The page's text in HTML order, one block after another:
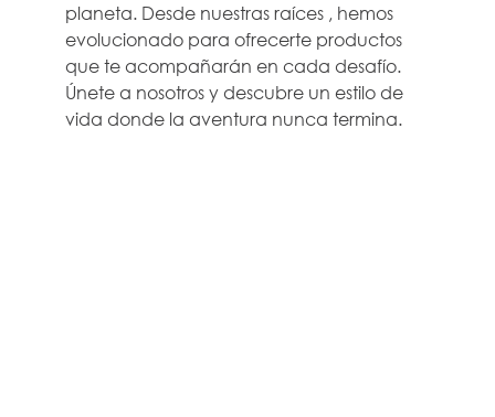
planeta. Desde nuestras raíces , hemos
evolucionado para ofrecerte productos
que te acompañarán en cada desafío.
Únete a nosotros y descubre un estilo de
vida donde la aventura nunca termina.